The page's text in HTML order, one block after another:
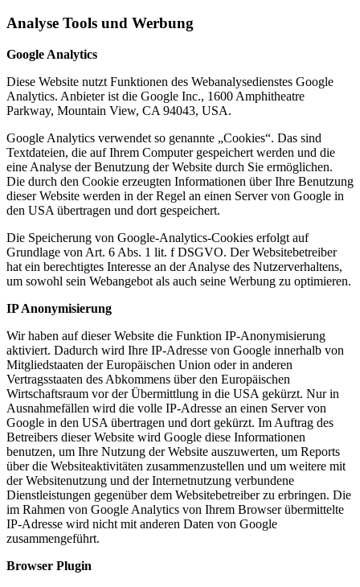
Analyse Tools und Werbung
Google Analytics
Diese Website nutzt Funktionen des Webanalysedienstes Google
Analytics. Anbieter ist die Google Inc., 1600 Amphitheatre
Parkway, Mountain View, CA 94043, USA.
Google Analytics verwendet so genannte „Cookies“. Das sind
Textdateien, die auf Ihrem Computer gespeichert werden und die
eine Analyse der Benutzung der Website durch Sie ermöglichen.
Die durch den Cookie erzeugten Informationen über Ihre Benutzung
dieser Website werden in der Regel an einen Server von Google in
den USA übertragen und dort gespeichert.
Die Speicherung von Google-Analytics-Cookies erfolgt auf
Grundlage von Art. 6 Abs. 1 lit. f DSGVO. Der Websitebetreiber
hat ein berechtigtes Interesse an der Analyse des Nutzerverhaltens,
um sowohl sein Webangebot als auch seine Werbung zu optimieren.
IP Anonymisierung
Wir haben auf dieser Website die Funktion IP-Anonymisierung
aktiviert. Dadurch wird Ihre IP-Adresse von Google innerhalb von
Mitgliedstaaten der Europäischen Union oder in anderen
Vertragsstaaten des Abkommens über den Europäischen
Wirtschaftsraum vor der Übermittlung in die USA gekürzt. Nur in
Ausnahmefällen wird die volle IP-Adresse an einen Server von
Google in den USA übertragen und dort gekürzt. Im Auftrag des
Betreibers dieser Website wird Google diese Informationen
benutzen, um Ihre Nutzung der Website auszuwerten, um Reports
über die Websiteaktivitäten zusammenzustellen und um weitere mit
der Websitenutzung und der Internetnutzung verbundene
Dienstleistungen gegenüber dem Websitebetreiber zu erbringen. Die
im Rahmen von Google Analytics von Ihrem Browser übermittelte
IP-Adresse wird nicht mit anderen Daten von Google
zusammengeführt.
Browser Plugin